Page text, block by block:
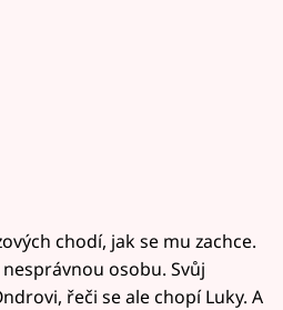
chodí, jak se mu zachce.
osobu. Svůj
řeči se ale chopí Luky. A